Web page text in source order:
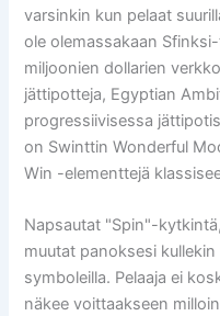
varsinkin kun pelaat
ole olemassakaan
miljoonien dollarien
jättipotteja, Egyptian
progressiivisessa
on Swinttin Wonderful
Win -elementtejä
Napsautat "Spin"-
muutat panoksesi
symboleilla. Pelaaja ei
näkee voittaakseen